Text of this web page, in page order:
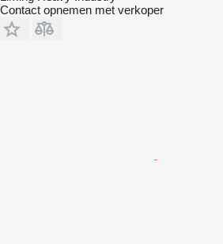
Contact opnemen met verkoper